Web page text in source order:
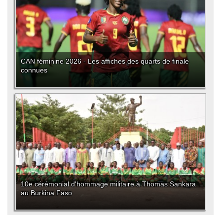
CAN féminine 2026 - Les affiches des quarts de finale
connues
10e cérémonial d'hommage militaire à Thomas Sankara
au Burkina Faso